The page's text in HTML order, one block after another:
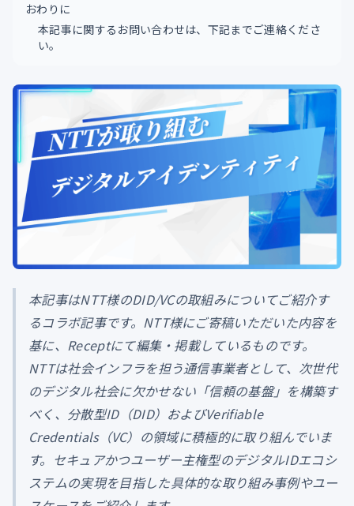
おわりに
本記事に関するお問い合わせは、下記までご連絡くださ
い。
本記事はNTT様のDID/VCの取組みについてご紹介す
るコラボ記事です。NTT様にご寄稿いただいた内容を
基に、Receptにて編集・掲載しているものです。
NTTは社会インフラを担う通信事業者として、次世代
のデジタル社会に欠かせない「信頼の基盤」を構築す
べく、分散型ID（DID）およびVerifiable
Credentials（VC）の領域に積極的に取り組んでいま
す。セキュアかつユーザー主権型のデジタルIDエコシ
ステムの実現を目指した具体的な取り組み事例やユー